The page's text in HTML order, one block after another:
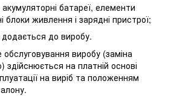
батареї, елементи
блоки живлення і зарядні пристрої;
до виробу.
виробу (заміна
здійснюється на платній основі
на виріб та положенням